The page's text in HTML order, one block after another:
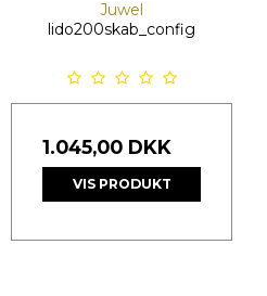
Juwel
lido200skab_config
1.045,00 DKK
VIS PRODUKT